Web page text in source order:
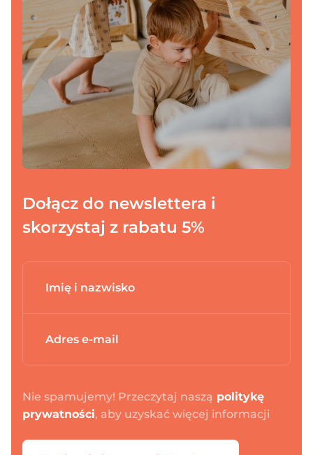
Dołącz do newslettera i
skorzystaj z rabatu 5%
Nie spamujemy! Przeczytaj naszą politykę
prywatności, aby uzyskać więcej informacji
Dodano do koszyka
PRZEJDŹ DO KOSZYKA
Kontynuuj zakupy